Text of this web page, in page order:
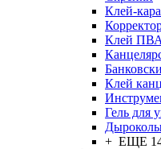
Клей-
Клей ПВА
Клей
Гель для
+ ЕЩЕ